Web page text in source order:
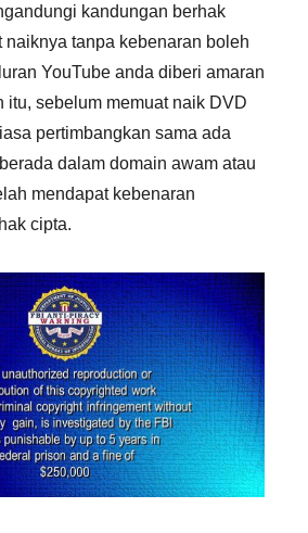
kandungan berhak
naiknya tanpa kebenaran boleh
YouTube anda diberi amaran
itu, sebelum memuat naik DVD
pertimbangkan sama ada
dalam domain awam atau
mendapat kebenaran
cipta.